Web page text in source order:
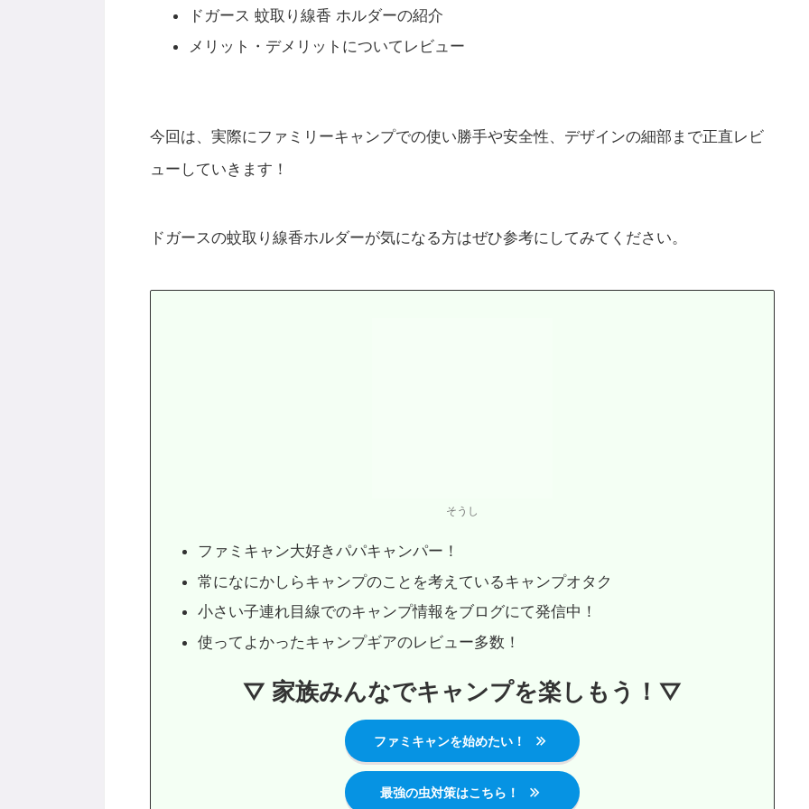
ドガース 蚊取り線香 ホルダーの紹介
メリット・デメリットについてレビュー
今回は、実際にファミリーキャンプでの使い勝手や安全性、デザインの細部まで正直レビ
ューしていきます！
ドガースの蚊取り線香ホルダーが気になる方はぜひ参考にしてみてください。
そうし
ファミキャン大好きパパキャンパー！
常になにかしらキャンプのことを考えているキャンプオタク
小さい子連れ目線でのキャンプ情報をブログにて発信中！
使ってよかったキャンプギアのレビュー多数！
▽ 家族みんなでキャンプを楽しもう！ ▽
ファミキャンを始めたい！
最強の虫対策はこちら！